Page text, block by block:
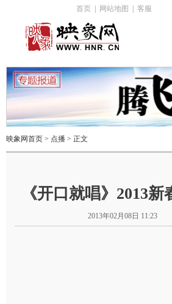
首页 网站地图 客服
映象网首页 > 点播 > 正文
《开口就唱》2013
2013年02月08日 11:23